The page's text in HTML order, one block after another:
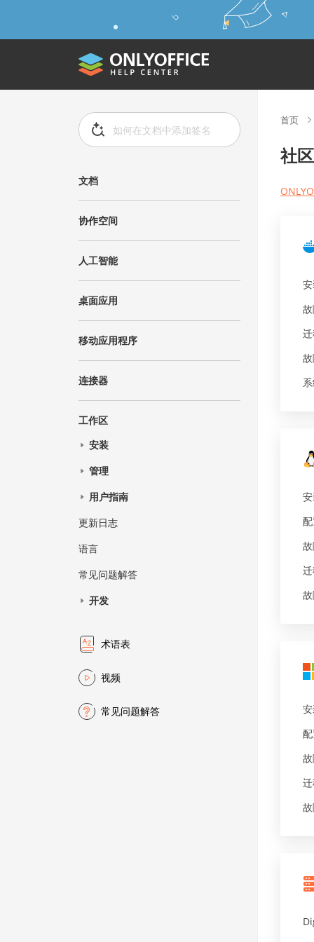
文档
协作空间
人工智能
桌面应用
移动应用程序
连接器
工作区
安装
管理
用户指南
更新日志
语言
常见问题解答
开发
术语表
视频
常见问题解答
首页
社